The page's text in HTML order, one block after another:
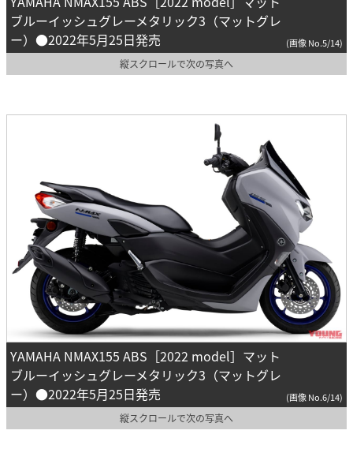
ブルーイッシュグレーメタリック3（マットグレ
ー）●2022年5月25日発売
(画像 No.5/14)
縦スクロールで次の写真へ
YAMAHA NMAX155 ABS［2022 model］マット
ブルーイッシュグレーメタリック3（マットグレ
ー）●2022年5月25日発売
(画像 No.6/14)
縦スクロールで次の写真へ